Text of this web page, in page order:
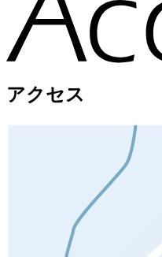
アクセス